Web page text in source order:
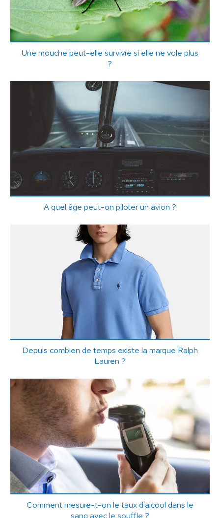
Une mouche peut-elle survivre si elle ne vole plus
?
A quel âge peut-on piloter un avion ?
Depuis combien de temps existe la marque Ralph
Lauren ?
Comment mesure-t-on le taux d'alcool dans le
sang avec le souffle ?